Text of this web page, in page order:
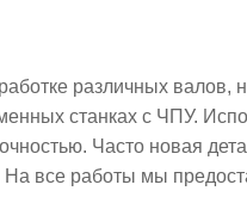
различных валов,
станках с ЧПУ.
Часто новая
все работы мы